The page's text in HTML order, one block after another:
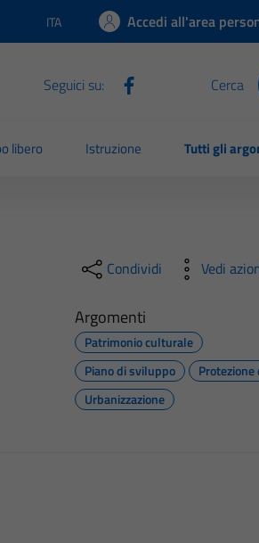
Lingua attiva:
ITA Accedi all'area
Seguici su: Cerca
libero Istruzione Tutti gli
Condividi Vedi
Argomenti
Patrimonio culturale
Piano di sviluppo
Protezione
Urbanizzazione